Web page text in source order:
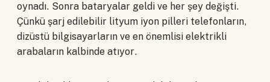
oynadı. Sonra bataryalar geldi ve her şey değişti.
Çünkü şarj edilebilir lityum iyon pilleri telefonların,
dizüstü bilgisayarların ve en önemlisi elektrikli
arabaların kalbinde atıyor.